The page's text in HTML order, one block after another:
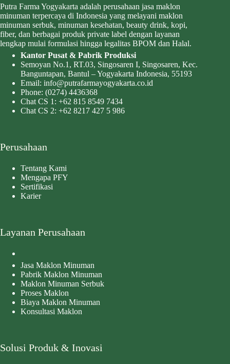
Putra Farma Yogyakarta adalah perusahaan jasa maklon
minuman terpercaya di Indonesia yang melayani maklon
minuman serbuk, minuman kesehatan, beauty drink, kopi,
fiber, dan berbagai produk private label dengan layanan
lengkap mulai formulasi hingga legalitas BPOM dan Halal.
Kantor Pusat & Pabrik Produksi
Semoyan No.1, RT.03, Singosaren I, Singosaren, Kec.
Banguntapan, Bantul – Yogyakarta Indonesia, 55193
Email: info@putrafarmayogyakarta.co.id
Phone: (0274) 4436368
Chat CS 1: +62 815 8549 7434
Chat CS 2: +62 8217 427 5 986
Perusahaan
Tentang Kami
Mengapa PFY
Sertifikasi
Karier
Layanan Perusahaan
Jasa Maklon Minuman
Pabrik Maklon Minuman
Maklon Minuman Serbuk
Proses Maklon
Biaya Maklon Minuman
Konsultasi Maklon
Solusi Produk & Inovasi